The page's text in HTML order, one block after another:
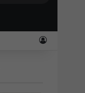
Zaloguj